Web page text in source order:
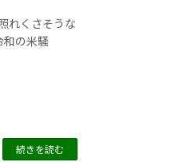
れくさそうな
の米騒
続きを読む